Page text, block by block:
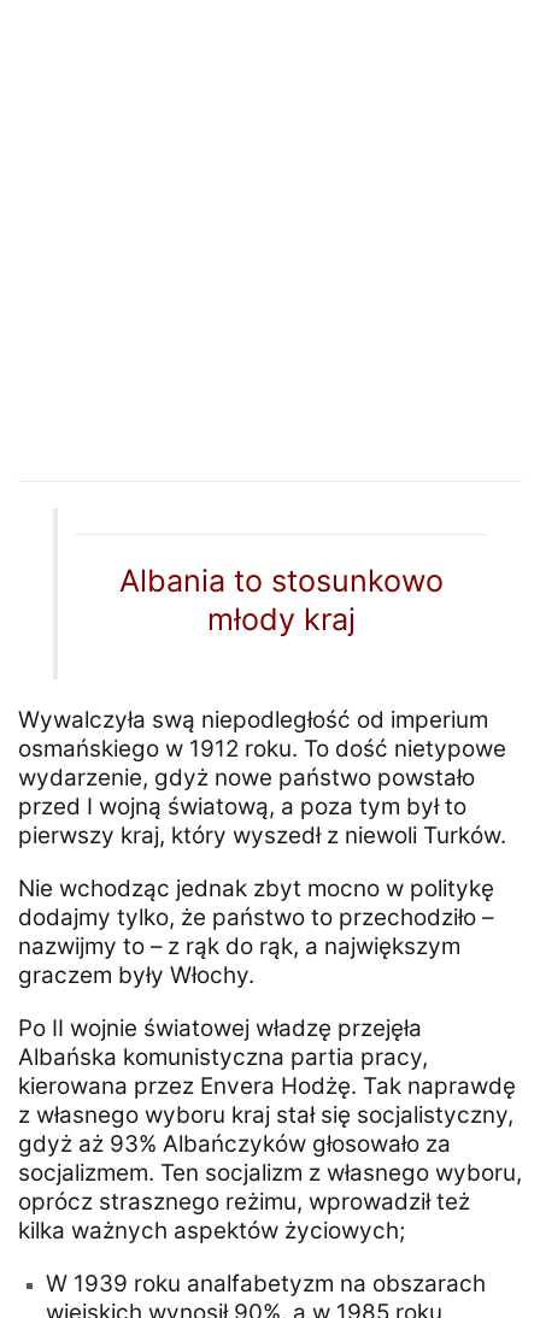
Albania to stosunkowo
młody kraj
Wywalczyła swą niepodległość od imperium
osmańskiego w 1912 roku. To dość nietypowe
wydarzenie, gdyż nowe państwo powstało
przed I wojną światową, a poza tym był to
pierwszy kraj, który wyszedł z niewoli Turków.
Nie wchodząc jednak zbyt mocno w politykę
dodajmy tylko, że państwo to przechodziło –
nazwijmy to – z rąk do rąk, a największym
graczem były Włochy.
Po II wojnie światowej władzę przejęła
Albańska komunistyczna partia pracy,
kierowana przez Envera Hodżę. Tak naprawdę
z własnego wyboru kraj stał się socjalistyczny,
gdyż aż 93% Albańczyków głosowało za
socjalizmem. Ten socjalizm z własnego wyboru,
oprócz strasznego reżimu, wprowadził też
kilka ważnych aspektów życiowych;
W 1939 roku analfabetyzm na obszarach